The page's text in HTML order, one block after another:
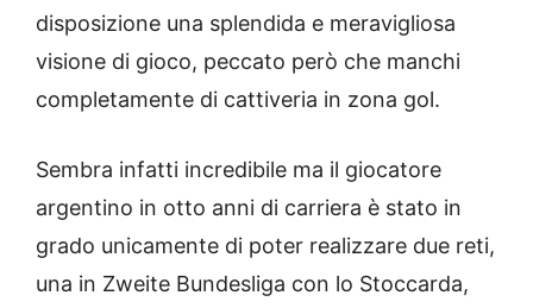
disposizione una splendida e meravigliosa
visione di gioco, peccato però che manchi
completamente di cattiveria in zona gol.
Sembra infatti incredibile ma il giocatore
argentino in otto anni di carriera è stato in
grado unicamente di poter realizzare due reti,
una in Zweite Bundesliga con lo Stoccarda,